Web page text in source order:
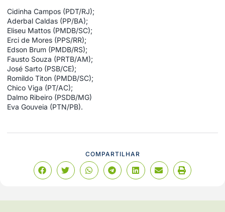
Cidinha Campos (PDT/RJ);
Aderbal Caldas (PP/BA);
Eliseu Mattos (PMDB/SC);
Erci de Mores (PPS/RR);
Edson Brum (PMDB/RS);
Fausto Souza (PRTB/AM);
José Sarto (PSB/CE);
Romildo Titon (PMDB/SC);
Chico Viga (PT/AC);
Dalmo Ribeiro (PSDB/MG)
Eva Gouveia (PTN/PB).
COMPARTILHAR